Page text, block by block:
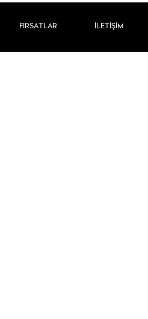
FIRSATLAR İLETİŞİM